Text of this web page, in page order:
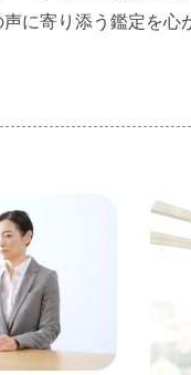
に寄り添う鑑定を心